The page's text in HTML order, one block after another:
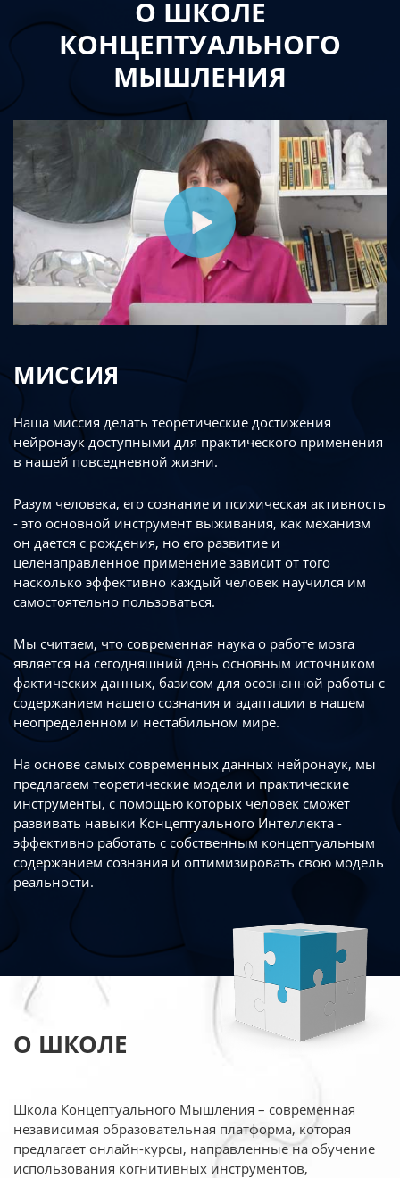
О ШКОЛЕ
КОНЦЕПТУАЛЬНОГО
МЫШЛЕНИЯ
МИССИЯ
Наша миссия делать теоретические достижения
нейронаук доступными для практического применения
в нашей повседневной жизни.
Разум человека, его сознание и психическая активность
- это основной инструмент выживания, как механизм
он дается с рождения, но его развитие и
целенаправленное применение зависит от того
насколько эффективно каждый человек научился им
самостоятельно пользоваться.
Мы считаем, что современная наука о работе мозга
является на сегодняшний день основным источником
фактических данных, базисом для осознанной работы с
содержанием нашего сознания и адаптации в нашем
неопределенном и нестабильном мире.
На основе самых современных данных нейронаук, мы
предлагаем теоретические модели и практические
инструменты, с помощью которых человек сможет
развивать навыки Концептуального Интеллекта -
эффективно работать с собственным концептуальным
содержанием сознания и оптимизировать свою модель
реальности.
О ШКОЛЕ
Школа Концептуального Мышления – современная
независимая образовательная платформа, которая
предлагает онлайн-курсы, направленные на обучение
использования когнитивных инструментов,